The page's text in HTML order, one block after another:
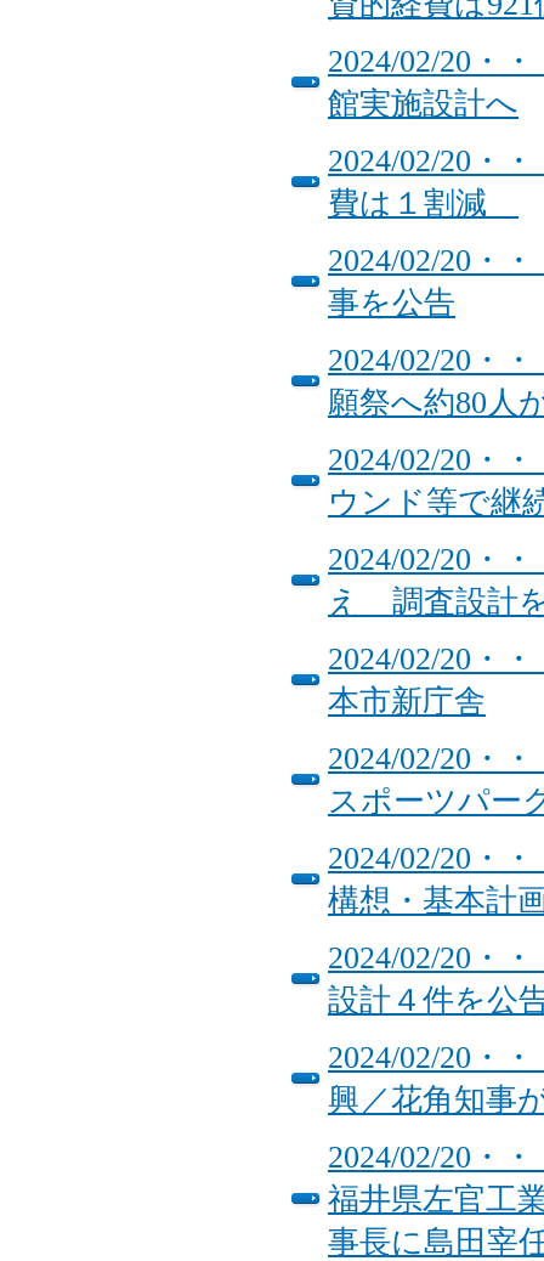
2024/02/20・
館実施設計へ
2024/02/20・
費は１割減
2024/02/20・
事を公告
2024/02/20・
願祭へ約80人
2024/02/20・
ウンド等で継
2024/02/20・
え 調査設計
2024/02/20・
本市新庁舎
2024/02/20・
スポーツパー
2024/02/20・
構想・基本計
2024/02/20・
設計４件を公
2024/02/20・
興／花角知事
2024/02/20・
福井県左官工
事長に島田宰